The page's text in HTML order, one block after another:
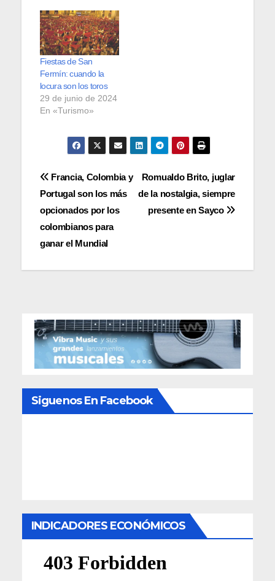
Fiestas de San
Fermín: cuando la
locura son los toros
29 de junio de 2024
En «Turismo»
Navegación
de
entradas
Romualdo Brito, juglar
de la nostalgia, siempre
presente en Sayco
Francia, Colombia y
Portugal son los más
opcionados por los
colombianos para
ganar el Mundial
Siguenos En Facebook
INDICADORES ECONÓMICOS